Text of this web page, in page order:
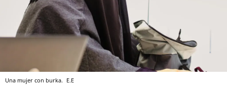
Una mujer con burka. E.E